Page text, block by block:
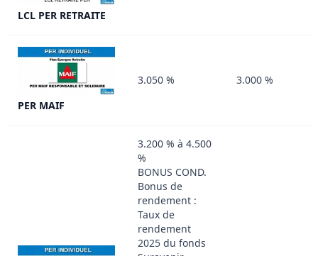
LCL PER RETRAITE
PER MAIF
3.050 % 3.000 %
3.200 % à 4.500
%
BONUS COND.
Bonus de
rendement :
Taux de
rendement
2025 du fonds